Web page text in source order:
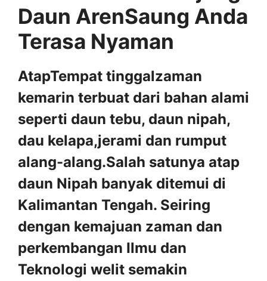
Daun ArenSaung Anda
Terasa Nyaman
AtapTempat tinggalzaman
kemarin terbuat dari bahan alami
seperti daun tebu, daun nipah,
dau kelapa,jerami dan rumput
alang-alang.Salah satunya atap
daun Nipah banyak ditemui di
Kalimantan Tengah. Seiring
dengan kemajuan zaman dan
perkembangan Ilmu dan
Teknologi welit semakin